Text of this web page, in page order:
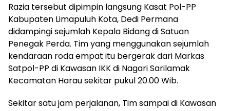
Razia tersebut dipimpin langsung Kasat Pol-PP
Kabupaten Limapuluh Kota, Dedi Permana
didampingi sejumlah Kepala Bidang di Satuan
Penegak Perda. Tim yang menggunakan sejumlah
kendaraan roda empat itu bergerak dari Markas
Satpol-PP di Kawasan IKK di Nagari Sarilamak
Kecamatan Harau sekitar pukul 20.00 Wib.
Sekitar satu jam perjalanan, Tim sampai di Kawasan